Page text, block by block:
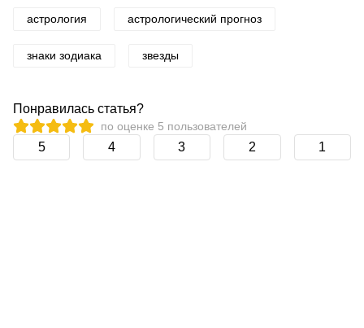
астрология астрологический прогноз
знаки зодиака звезды
Понравилась статья?
по оценке 5 пользователей
5 4 3 2 1